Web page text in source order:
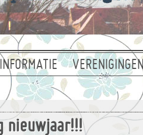
INFORMATIE VERENIGINGEN
nieuwjaar!!!